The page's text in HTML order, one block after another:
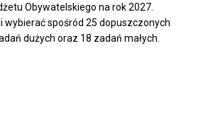
Obywatelskiego na rok 2027.
wybierać spośród 25 dopuszczonych
dużych oraz 18 zadań małych.